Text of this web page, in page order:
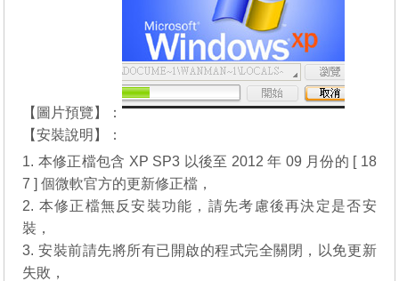
【圖片預覽】：
【安裝說明】：
1. 本修正檔包含 XP SP3 以後至 2012 年 09 月份的 [ 18
7 ] 個微軟官方的更新修正檔，
2. 本修正檔無反安裝功能，請先考慮後再決定是否安
裝，
3. 安裝前請先將所有已開啟的程式完全關閉，以免更新
失敗，